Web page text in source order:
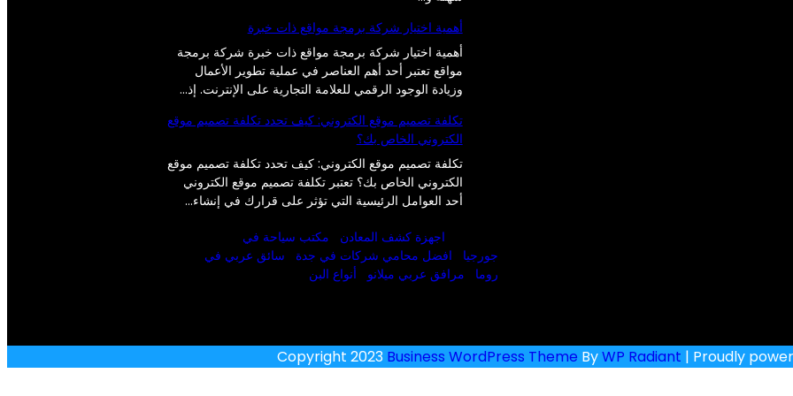
أهمية اختيار شركة برمجة مواقع ذات خبرة
أهمية اختيار شركة برمجة مواقع ذات خبرة شركة برمجة
مواقع تعتبر أحد أهم العناصر في عملية تطوير الأعمال
وزيادة الوجود الرقمي للعلامة التجارية على الإنترنت. إذ…
تكلفة تصميم موقع الكتروني: كيف تحدد تكلفة تصميم موقع
الكتروني الخاص بك؟
تكلفة تصميم موقع الكتروني: كيف تحدد تكلفة تصميم موقع
الكتروني الخاص بك؟ تعتبر تكلفة تصميم موقع الكتروني
أحد العوامل الرئيسية التي تؤثر على قرارك في إنشاء…
اجهزة كشف المعادن
مكتب سياحة في
جورجيا
افضل محامي شركات في جدة
سائق عربي في
روما
مرافق عربي ميلانو أنواع البن
Copyright 2023 Business WordPress Theme ByWP Radiant | Proudly